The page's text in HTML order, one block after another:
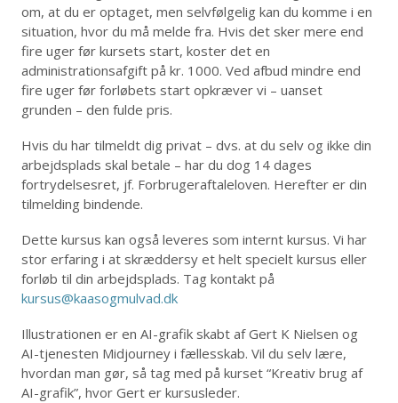
om, at du er optaget, men selvfølgelig kan du komme i en
situation, hvor du må melde fra. Hvis det sker mere end
fire uger før kursets start, koster det en
administrationsafgift på kr. 1000. Ved afbud mindre end
fire uger før forløbets start opkræver vi – uanset
grunden – den fulde pris.
Hvis du har tilmeldt dig privat – dvs. at du selv og ikke din
arbejdsplads skal betale – har du dog 14 dages
fortrydelsesret, jf. Forbrugeraftaleloven. Herefter er din
tilmelding bindende.
Dette kursus kan også leveres som internt kursus. Vi har
stor erfaring i at skræddersy et helt specielt kursus eller
forløb til din arbejdsplads. Tag kontakt på
kursus@kaasogmulvad.dk
Illustrationen er en AI-grafik skabt af Gert K Nielsen og
AI-tjenesten Midjourney i fællesskab. Vil du selv lære,
hvordan man gør, så tag med på kurset “Kreativ brug af
AI-grafik”, hvor Gert er kursusleder.